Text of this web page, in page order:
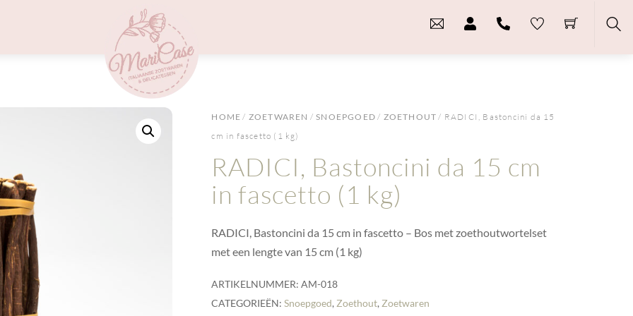
Menu
HOME / ZOETWAREN /SNOEPGOED / ZOETHOUT / RADICI, Bastoncini da 15
cm in fascetto (1 kg)
RADICI, Bastoncini da 15 cm
in fascetto (1 kg)
RADICI, Bastoncini da 15 cm in fascetto – Bos met zoethoutwortelset
met een lengte van 15 cm (1 kg)
ARTIKELNUMMER:AM-018
CATEGORIEËN:Snoepgoed, Zoethout, Zoetwaren